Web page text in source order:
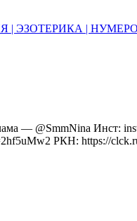
| ЭЗОТЕРИКА |
— @SmmNina Инст:
РКН: https://